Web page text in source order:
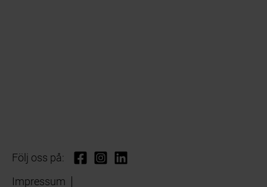
Följ oss på:
Impressum